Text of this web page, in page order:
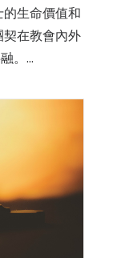
生命價值和
在教會內外
。…